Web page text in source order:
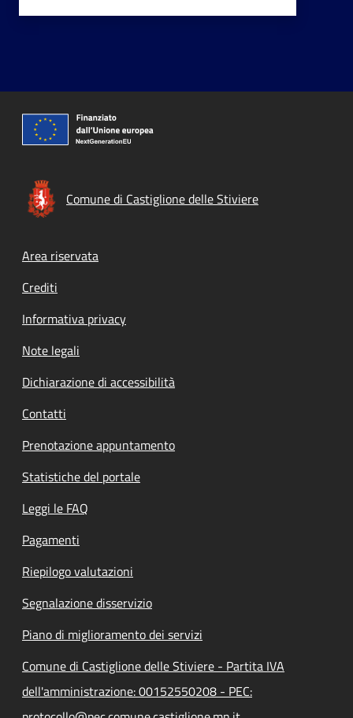
Comune di Castiglione delle Stiviere
Footer menu
Area riservata
Crediti
Informativa privacy
Note legali
Dichiarazione di accessibilità
Contatti
Prenotazione appuntamento
Statistiche del portale
Leggi le FAQ
Pagamenti
Riepilogo valutazioni
Segnalazione disservizio
Piano di miglioramento dei servizi
Comune di Castiglione delle Stiviere - Partita IVA
dell'amministrazione: 00152550208 - PEC: